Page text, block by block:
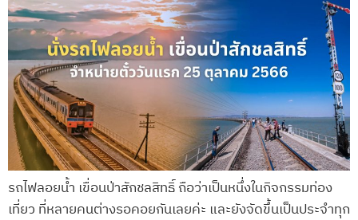
รถไฟลอยน้ำ เขื่อนป่าสักชลสิทธิ์ ถือว่าเป็นหนึ่งในกิจกรรมท่อง
เที่ยว ที่หลายคนต่างรอคอยกันเลยค่ะ และยังจัดขึ้นเป็นประจำทุก